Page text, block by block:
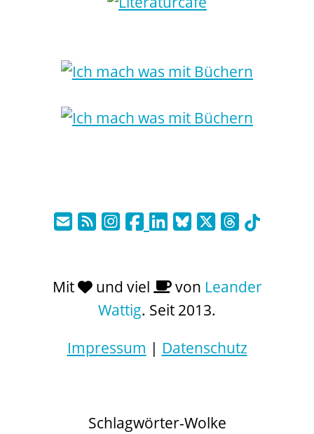
Mit und viel von Leander
Wattig. Seit 2013.
Impressum | Datenschutz
Schlagwörter-Wolke